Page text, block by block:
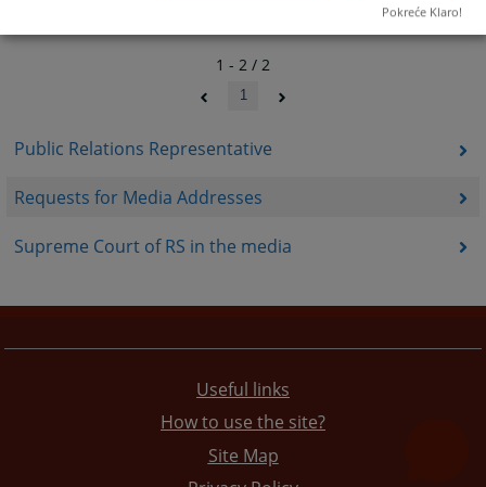
Public Relations Representative
Requests for Media Addresses
Supreme Court of RS in the media
1 - 2 / 2
1
Useful links
How to use the site?
Site Map
Pokreće Klaro!